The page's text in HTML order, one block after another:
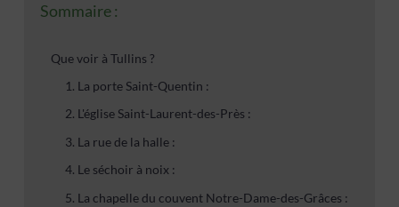
Sommaire :
Que voir à Tullins ?
1. La porte Saint-Quentin :
2. L'église Saint-Laurent-des-Près :
3. La rue de la halle :
4. Le séchoir à noix :
5. La chapelle du couvent Notre-Dame-des-Grâces :